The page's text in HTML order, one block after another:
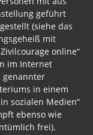
geführt
(siehe das
mit
online“
im Internet
genannter
in einem
sozialen Medien“
ebenso wie
frei).